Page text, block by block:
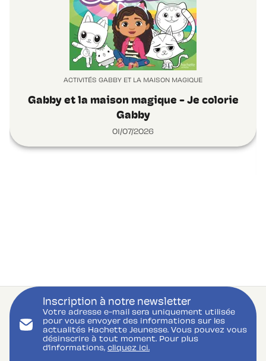
ACTIVITÉS GABBY ET LA MAISON MAGIQUE
Gabby et la maison magique - Je colorie
Gabby
01/07/2026
Inscription à notre newsletter
Votre adresse e-mail sera uniquement utilisée
pour vous envoyer des informations sur les
actualités Hachette Jeunesse. Vous pouvez vous
désinscrire à tout moment. Pour plus
d’informations, cliquez ici.